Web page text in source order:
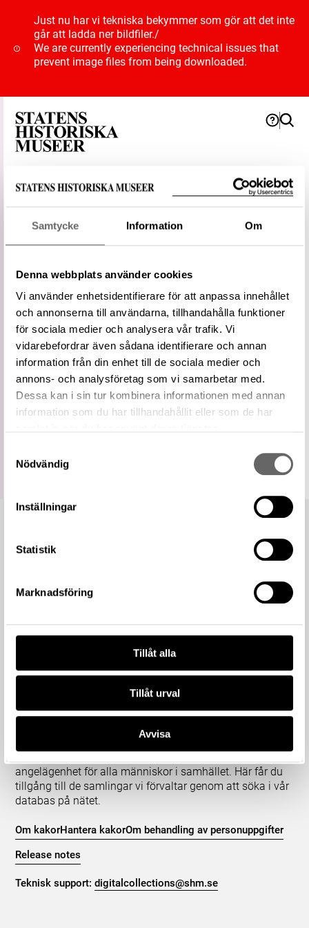
Samtycke Information Om
Denna webbplats använder cookies
Vi använder enhetsidentifierare för att anpassa innehållet
och annonserna till användarna, tillhandahålla funktioner
för sociala medier och analysera vår trafik. Vi
vidarebefordrar även sådana identifierare och annan
information från din enhet till de sociala medier och
annons- och analysföretag som vi samarbetar med.
Dessa kan i sin tur kombinera informationen med annan
information som du har tillhandahållit eller som de har
Nödvändig
Inställningar
Statistik
Marknadsföring
Tillåt alla
Tillåt urval
Avvisa
Just nu har vi tekniska bekymmer som gör att det inte
går att ladda ner bildfiler./
We are currently experiencing technical issues that
prevent image files from being downloaded.
Punsning
Typ
Teknik
Status
Föredragen term
Relaterade
föremål
Visa 1106 relaterade föremål
URI
https://samlingar.shm.se/term/DBC14269-
0470-48CD-83BB-9F55448B57C7
Kopiera URI
All textinformation (metadata) på denna sida är fri att
Om våra samlingar
Statens historiska museer (SHM) har till uppgift att
främja kunskapen om och intresset för Sveriges historia
och att bevara och utveckla det kulturarv som
angelägenhet för alla människor i samhället. Här får du
tillgång till de samlingar vi förvaltar genom att söka i vår
databas på nätet.
Om kakorHantera kakorOm behandling av personuppgifter
Release notes
Teknisk support:digitalcollections@shm.se